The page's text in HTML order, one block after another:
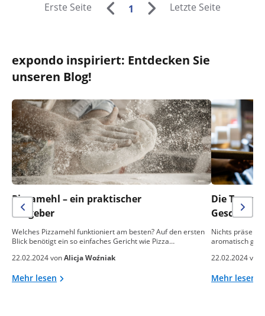
Erste Seite 1 Letzte Seite
expondo inspiriert: Entdecken Sie
unseren Blog!
Pizzamehl – ein praktischer
Ratgeber
Welches Pizzamehl funktioniert am besten? Auf den ersten
Blick benötigt ein so einfaches Gericht wie Pizza…
22.02.2024 vonAlicja Woźniak
Mehr lesen
Die
Nichts
aromatisch
22.02.2024 von
Mehr lesen